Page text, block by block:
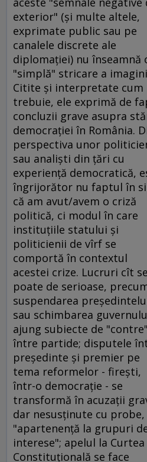
exterior" (şi multe altele,
exprimate public sau pe
canalele discrete ale
diplomaţiei) nu înseamnă
"simplă" stricare a
Citite şi interpretate cum
trebuie, ele exprimă de
concluzii grave asupra
democraţiei în România.
perspectiva unor
sau analişti din ţări cu
experienţă democratică,
îngrijorător nu faptul în
că am avut/avem o criză
politică, ci modul în care
instituţiile statului şi
politicienii de vîrf se
comportă în contextul
acestei crize. Lucruri cît se
poate de serioase,
suspendarea
sau schimbarea
ajung subiecte de "contre"
între partide; disputele
preşedinte şi premier pe
tema reformelor - fireşti,
într-o democraţie - se
transformă în acuzaţii
dar nesusţinute cu probe,
"apartenenţă la grupuri
interese"; apelul la Curtea
Constituţională se face